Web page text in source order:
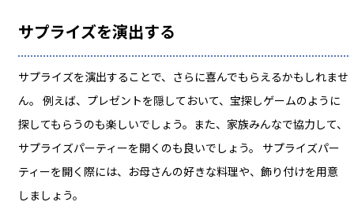
サプライズを演出する
サプライズを演出することで、さらに喜んでもらえるかもしれませ
ん。 例えば、プレゼントを隠しておいて、宝探しゲームのように
探してもらうのも楽しいでしょう。また、家族みんなで協力して、
サプライズパーティーを開くのも良いでしょう。 サプライズパー
ティーを開く際には、お母さんの好きな料理や、飾り付けを用意
しましょう。